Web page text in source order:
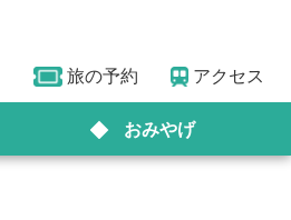
旅の予約 アクセス
おみやげ